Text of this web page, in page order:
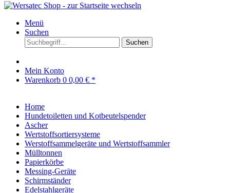
Menü
Suchen
Suchen
Mein Konto
Warenkorb 0 0,00 € *
Home
Hundetoiletten und Kotbeutelspender
Ascher
Wertstoffsortiersysteme
Werstoffsammelgeräte und Wertstoffsammler
Mülltonnen
Papierkörbe
Messing-Geräte
Schirmständer
Edelstahlgeräte